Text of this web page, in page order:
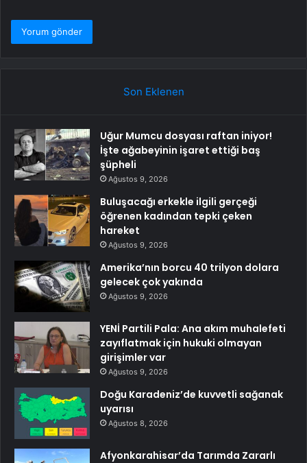
Son Eklenen
Uğur Mumcu dosyası raftan iniyor!
İşte ağabeyinin işaret ettiği baş
şüpheli
Ağustos 9, 2026
Buluşacağı erkekle ilgili gerçeği
öğrenen kadından tepki çeken
hareket
Ağustos 9, 2026
Amerika’nın borcu 40 trilyon dolara
gelecek çok yakında
Ağustos 9, 2026
YENİ Partili Pala: Ana akım muhalefeti
zayıflatmak için hukuki olmayan
girişimler var
Ağustos 9, 2026
Doğu Karadeniz’de kuvvetli sağanak
uyarısı
Ağustos 8, 2026
Afyonkarahisar’da Tarımda Zararlı